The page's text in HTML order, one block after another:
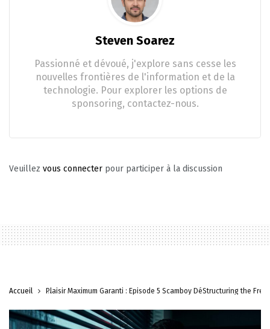
Steven Soarez
Passionné et dévoué, j'explore sans cesse les
nouvelles frontières de l'information et de la
technologie. Pour explorer les options de
sponsoring, contactez-nous.
Veuillez vous connecter pour participer à la discussion
Accueil Plaisir Maximum Garanti : Episode 5 Scamboy DéStructuring the